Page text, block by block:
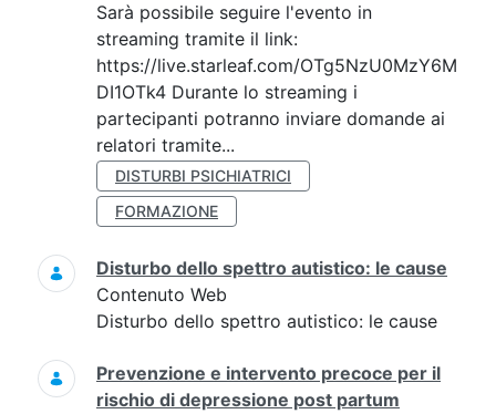
Sarà possibile seguire l'evento in
streaming tramite il link:
https://live.starleaf.com/OTg5NzU0MzY6M
DI1OTk4 Durante lo streaming i
partecipanti potranno inviare domande ai
relatori tramite...
DISTURBI PSICHIATRICI
FORMAZIONE
Disturbo dello spettro autistico: le cause
Contenuto Web
Disturbo dello spettro autistico: le cause
Prevenzione e intervento precoce per il
rischio di depressione post partum